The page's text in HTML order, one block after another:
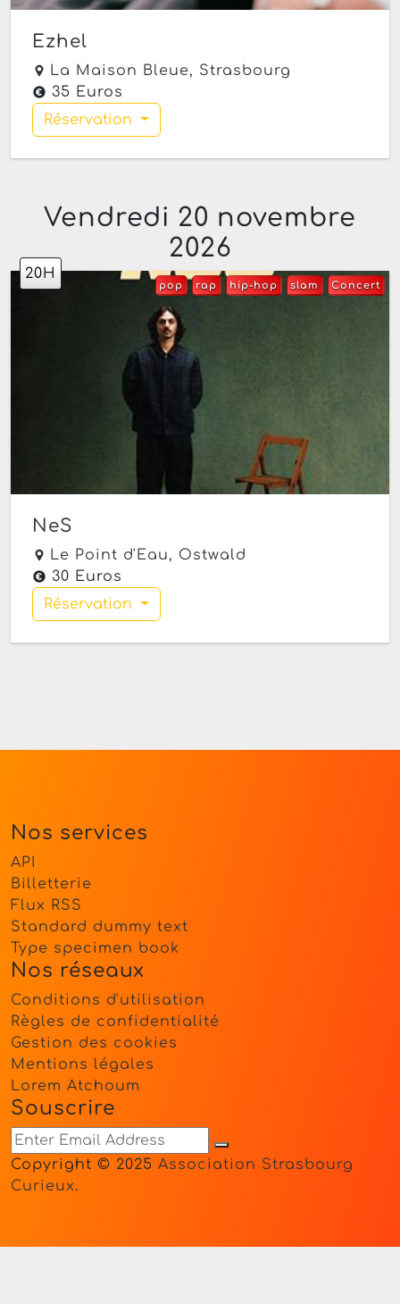
Ezhel
La Maison Bleue, Strasbourg
35 Euros
Réservation
Vendredi 20 novembre
2026
20H
Concert
slam
hip-hop
rap
pop
NeS
Le Point d'Eau, Ostwald
30 Euros
Réservation
Nos services
API
Billetterie
Flux RSS
Standard dummy text
Type specimen book
Nos réseaux
Conditions d'utilisation
Règles de confidentialité
Gestion des cookies
Mentions légales
Lorem Atchoum
Souscrire
Copyright © 2025 Association Strasbourg
Curieux.